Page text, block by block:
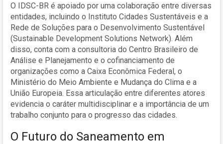
O IDSC-BR é apoiado por uma colaboração entre diversas
entidades, incluindo o Instituto Cidades Sustentáveis e a
Rede de Soluções para o Desenvolvimento Sustentável
(Sustainable Development Solutions Network). Além
disso, conta com a consultoria do Centro Brasileiro de
Análise e Planejamento e o cofinanciamento de
organizações como a Caixa Econômica Federal, o
Ministério do Meio Ambiente e Mudança do Clima e a
União Europeia. Essa articulação entre diferentes atores
evidencia o caráter multidisciplinar e a importância de um
trabalho conjunto para o progresso das cidades.
O Futuro do Saneamento em